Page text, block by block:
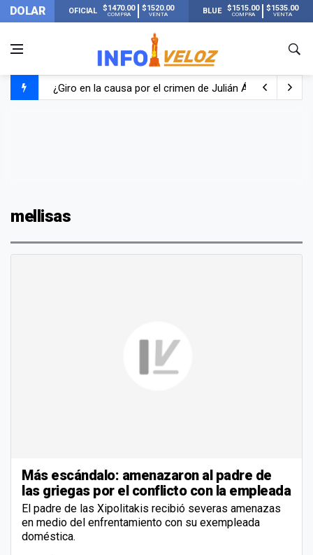
DOLAR OFICIAL $1470.00
COMPRA
$1520.00
VENTA BLUE $1515.00
COMPRA
$1535.00
VENTA
¿Giro en la causa por el crimen de Julián Álvarez? Las
mellisas
Más escándalo: amenazaron al padre de
las griegas por el conflicto con la empleada
El padre de las Xipolitakis recibió severas amenazas
en medio del enfrentamiento con su exempleada
doméstica.